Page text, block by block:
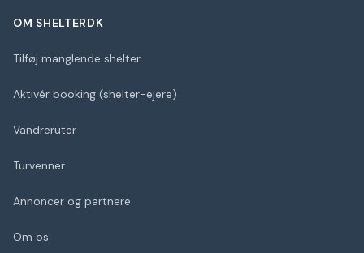
OM SHELTERDK
Tilføj manglende shelter
Aktivér booking (shelter-ejere)
Vandreruter
Turvenner
Annoncer og partnere
Om os